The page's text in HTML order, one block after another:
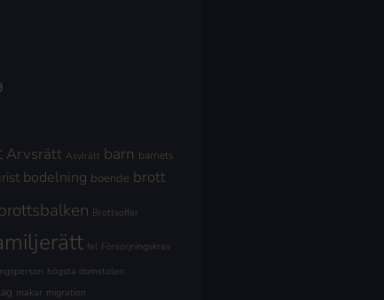
Arvsrätt Asylrätt barn barnets
bodelning boende brott
Brottsoffer
fel Försörjningskrav
högsta domstolen
makar migration